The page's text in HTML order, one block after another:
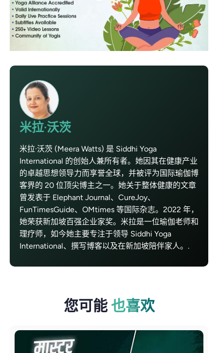
米拉·沃茨
米拉·沃茨 (Meera Watts) 是 Siddhi Yoga
International 的创始人兼所有者。她因其在健康产业
的卓越思想领导力而享誉全球，并被评为国际瑜伽博
客界的 20 位顶尖博主之一。她关于整体健康的文章
曾发表于 Elephant Journal、CureJoy、
FunTimesGuide、OMtimes 等国际杂志。2022 年，
她荣获新加坡百强企业家奖。米拉是一位瑜伽老师和
理疗师，如今她主要专注于领导 Siddhi Yoga
International、撰写博客以及在新加坡陪伴家人。.
您可能 也喜欢